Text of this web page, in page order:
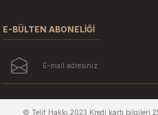
E-BÜLTEN ABONELİĞİ
© Telif Hakkı 2023 Kredi kartı bilgileri